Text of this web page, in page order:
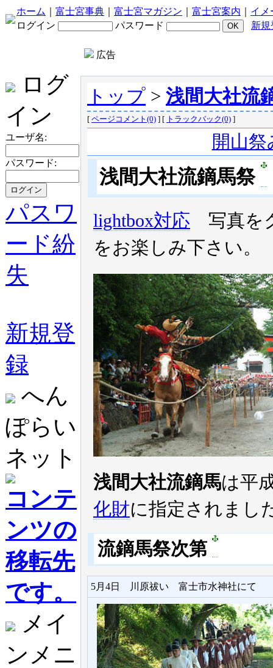
ホーム 富士宮事典 富士宮マガジン 富士宮案内
イメ
ログイン
パスワード 新規
ログ
イン
ユーザ名:
パスワード:
パスワ
ード紛
失
新規登
録
へん
ぽらい
ネット
コンテ
ンツの
移転先
です。
メイ
ンメニ
広告
トップ > 浅間大社流
[ ページコメント(0) ] [ トラックバック(0) ]
開山
浅間大社流鏑馬祭
lightbox対応 写真を
をお楽しみ下さい。
浅間大社流鏑馬は平
化財に指定されまし
流鏑馬祭次第
5月4日 川原祓い 富士市水神社にて